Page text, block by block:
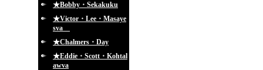
★Bobby・Sekakuku
★Victor・Lee・Masaye
sva
★Chalmers・Day
★Eddie・Scott・Kohtal
awva